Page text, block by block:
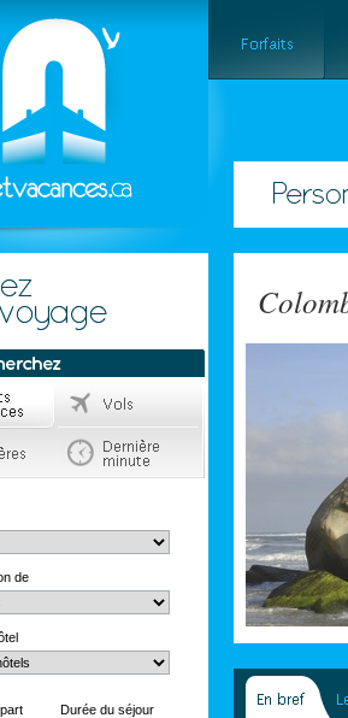
de
Durée du séjour